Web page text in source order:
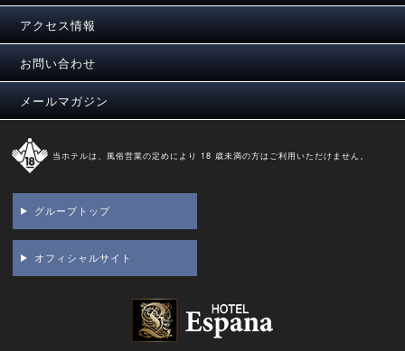
アクセス情報
お問い合わせ
メールマガジン
当ホテルは、風俗営業の定めにより 18 歳未満の方はご利用いただけません。
グループトップ
オフィシャルサイト